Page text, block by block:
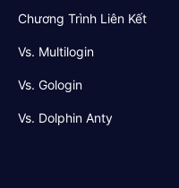
Chương Trình Liên Kết
Vs. Multilogin
Vs. Gologin
Vs. Dolphin Anty